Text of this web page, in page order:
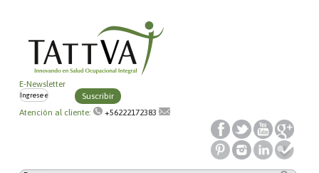
E-Newsletter
Suscribir
Atención al cliente:
+56222172383